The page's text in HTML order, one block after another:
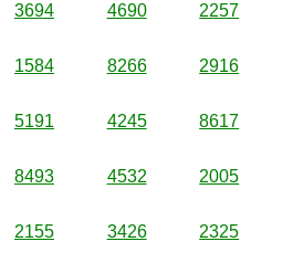
3694 4690 2257
1584 8266 2916
5191 4245 8617
8493 4532 2005
2155 3426 2325